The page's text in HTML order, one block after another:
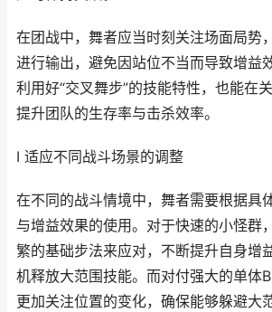
在团战中，舞者应当时刻关注场面局势
进行输出，避免因站位不当而导致增益
利用好“交叉舞步”的技能特性，也能在
提升团队的生存率与击杀效率。
I 适应不同战斗场景的调整
在不同的战斗情境中，舞者需要根据具
与增益效果的使用。对于快速的小怪群
繁的基础步法来应对，不断提升自身增
机释放大范围技能。而对付强大的单体
更加关注位置的变化，确保能够躲避大